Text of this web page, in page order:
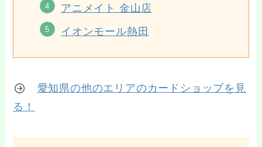
アニメイト 金山店
イオンモール熱田
愛知県の他のエリアのカードショップを見
る！